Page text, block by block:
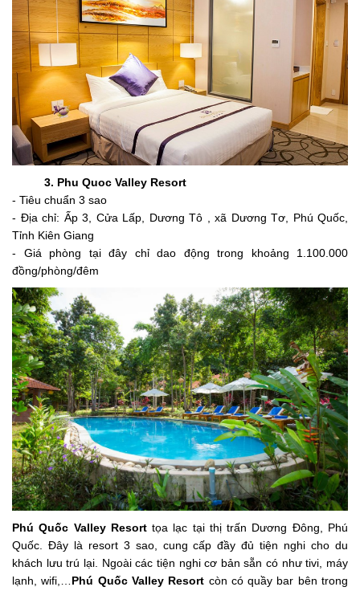
3. Phu Quoc Valley Resort
- Tiêu chuẩn 3 sao
- Địa chỉ: Ấp 3, Cửa Lấp, Dương Tô , xã Dương Tơ, Phú Quốc,
Tỉnh Kiên Giang
- Giá phòng tại đây chỉ dao động trong khoảng 1.100.000
đồng/phòng/đêm
Phú Quốc Valley Resorttọa lạc tại thị trấn Dương Đông, Phú
Quốc. Đây là resort 3 sao, cung cấp đầy đủ tiện nghi cho du
khách lưu trú lại. Ngoài các tiện nghi cơ bản sẵn có như tivi, máy
lạnh, wifi,…Phú Quốc Valley Resort còn có quầy bar bên trong